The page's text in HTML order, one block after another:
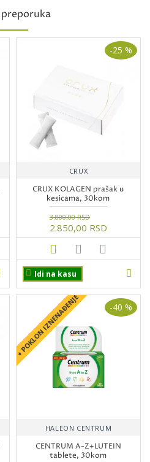
preporuka
-25 %
CRUX
CRUX KOLAGEN prašak u
kesicama, 30kom
2.850,00 RSD
3.800,00 RSD
Idi na kasu
+ POKLON IZNENAĐENJE -40 %
HALEON CENTRUM
CENTRUM A-Z+LUTEIN
tablete, 30kom